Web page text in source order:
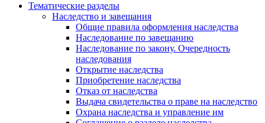
Тематические разделы
Наследство и завещания
Общие правила оформления наследства
Наследование по завещанию
Наследование по закону. Очередность
наследования
Открытие наследства
Приобретение наследства
Отказ от наследства
Выдача свидетельства о праве на наследство
Охрана наследства и управление им